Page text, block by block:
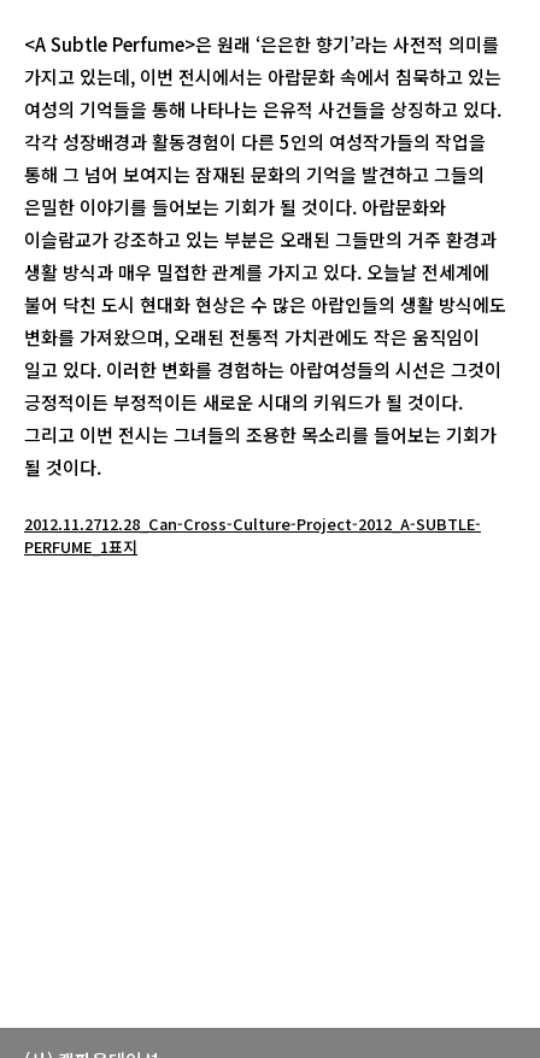
<A Subtle Perfume>은 원래 ‘은은한 향기’라는 사전적 의미를
가지고 있는데, 이번 전시에서는 아랍문화 속에서 침묵하고 있는
여성의 기억들을 통해 나타나는 은유적 사건들을 상징하고 있다.
각각 성장배경과 활동경험이 다른 5인의 여성작가들의 작업을
통해 그 넘어 보여지는 잠재된 문화의 기억을 발견하고 그들의
은밀한 이야기를 들어보는 기회가 될 것이다. 아랍문화와
이슬람교가 강조하고 있는 부분은 오래된 그들만의 거주 환경과
생활 방식과 매우 밀접한 관계를 가지고 있다. 오늘날 전세계에
불어 닥친 도시 현대화 현상은 수 많은 아랍인들의 생활 방식에도
변화를 가져왔으며, 오래된 전통적 가치관에도 작은 움직임이
일고 있다. 이러한 변화를 경험하는 아랍여성들의 시선은 그것이
긍정적이든 부정적이든 새로운 시대의 키워드가 될 것이다.
그리고 이번 전시는 그녀들의 조용한 목소리를 들어보는 기회가
될 것이다.
2012.11.2712.28_Can-Cross-Culture-Project-2012_A-SUBTLE-
PERFUME_1표지